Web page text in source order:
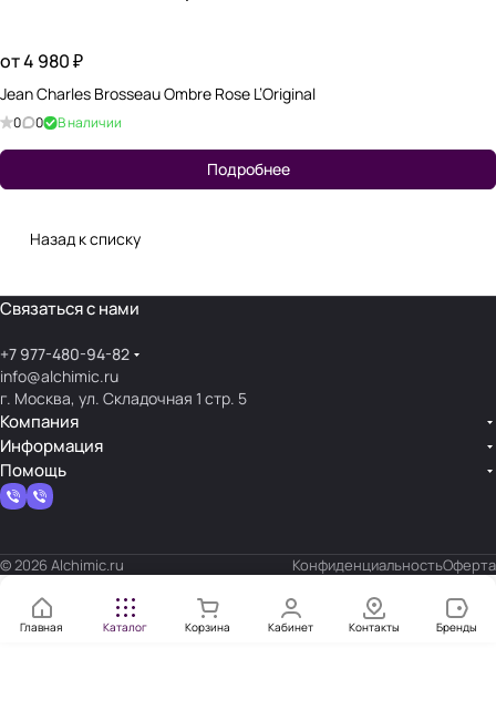
от 4 980 ₽
Jean Charles Brosseau Ombre Rose L’Original
0 0 В наличии
Подробнее
Назад к списку
Связаться с нами
+7 977-480-94-82
info@alchimic.ru
г. Москва, ул. Складочная 1 стр. 5
Компания
Информация
Помощь
© 2026 Alchimic.ru КонфиденциальностьОферта
Главная Каталог Корзина Кабинет Контакты Бренды